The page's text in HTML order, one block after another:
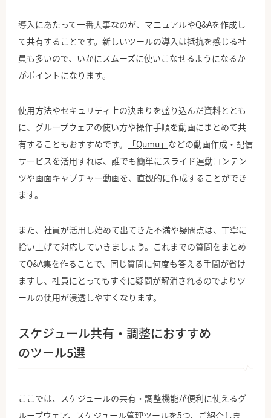
導入にあたって一番大事なのが、マニュアルやQ&Aを作成し
て共有することです。新しいツールの導入は抵抗を感じる社
員も多いので、いかにスムーズに使いこなせるようになるか
がポイントになります。
使用方法やセキュリティ上の決まりを盛り込んだ資料ととも
に、グループウェアの使い方や操作手順を動画にまとめて共
有することもおすすめです。
「Qumu」 などの動画作成・配信
サービスを活用すれば、誰でも簡単にスライド連動コンテン
ツや画面キャプチャー動画を、直観的に作成することができ
ます。
また、社員が活用し始めて出てきた不満や疑問点は、丁寧に
拾い上げて対応していきましょう。これまでの質問をまとめ
てQ&A集を作ることで、同じ質問に何度も答える手間が省け
ますし、社員にとってもすぐに疑問が解消されるのでよりツ
ールの使用が浸透しやすくなります。
スケジュール共有・調整におすすめ
のツール5選
ここでは、スケジュールの共有・調整機能が便利に使えるグ
ループウェア、スケジュール管理ツールを5つ、ご紹介しま